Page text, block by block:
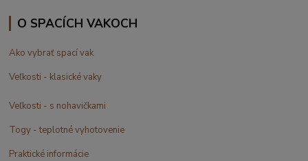
O SPACÍCH VAKOCH
Ako vybrať spací vak
Veľkosti - klasické vaky
Veľkosti - s nohavičkami
Togy - teplotné vyhotovenie
Praktické informácie